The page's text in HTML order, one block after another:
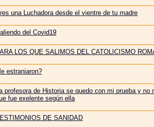
una Luchadora desde el vientre de tu madre
del Covid19
LOS QUE SALIMOS DEL CATOLICISMO
estraniaron?
profesora de Historia se quedo con mi prueba y no
fue exelente según ella
DE SANIDAD